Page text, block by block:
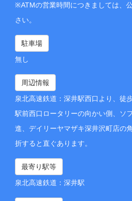
※ATMの営業時間につきましては、
さい。
駐車場
無し
周辺情報
泉北高速鉄道：深井駅西口より、徒
駅前西口ロータリーの向かい側、ソ
進、デイリーヤマザキ深井沢町店の
折すると直ぐあります。
最寄り駅等
泉北高速鉄道：深井駅